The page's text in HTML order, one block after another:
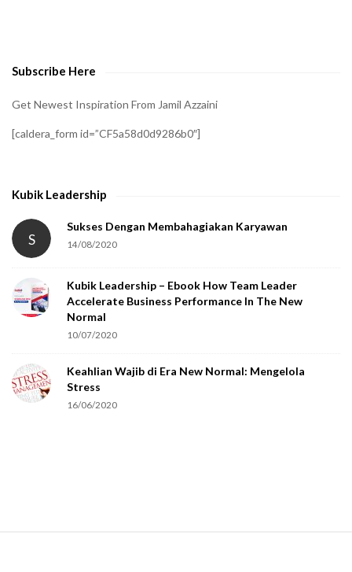
Subscribe Here
Get Newest Inspiration From Jamil Azzaini
[caldera_form id=”CF5a58d0d9286b0″]
Kubik Leadership
S
Sukses Dengan Membahagiakan Karyawan
14/08/2020
Kubik Leadership – Ebook How Team Leader
Accelerate Business Performance In The New
Normal
10/07/2020
Keahlian Wajib di Era New Normal: Mengelola
Stress
16/06/2020